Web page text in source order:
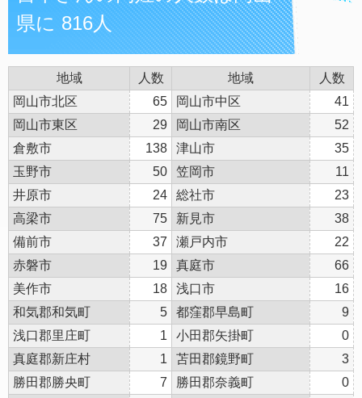
県に 816人
地域 人数 地域
人数
岡山市北区
65 岡山市中区
41
岡山市東区
29 岡山市南区
52
倉敷市
138 津山市
35
玉野市
50 笠岡市
11
井原市
24 総社市
23
高梁市
75 新見市
38
備前市
37 瀬戸内市
22
赤磐市
19 真庭市
66
美作市
18 浅口市
16
和気郡和気町
5 都窪郡早島町
9
浅口郡里庄町
1 小田郡矢掛町
0
真庭郡新庄村
1 苫田郡鏡野町
3
勝田郡勝央町
7 勝田郡奈義町 0